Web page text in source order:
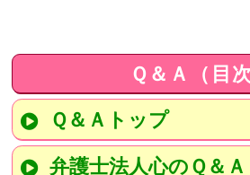
Ｑ＆Ａ（目次
Ｑ＆Ａトップ
弁護士法人心のＱ＆Ａ